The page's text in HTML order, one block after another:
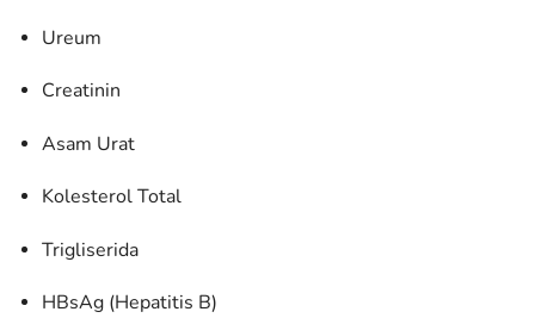
Ureum
Creatinin
Asam Urat
Kolesterol Total
Trigliserida
HBsAg (Hepatitis B)